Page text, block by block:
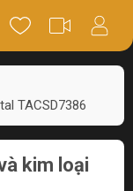
TACSD7386
Review
kim loại